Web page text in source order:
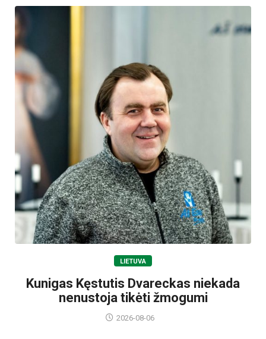
LIETUVA
Kunigas Kęstutis Dvareckas niekada
nenustoja tikėti žmogumi
2026-08-06